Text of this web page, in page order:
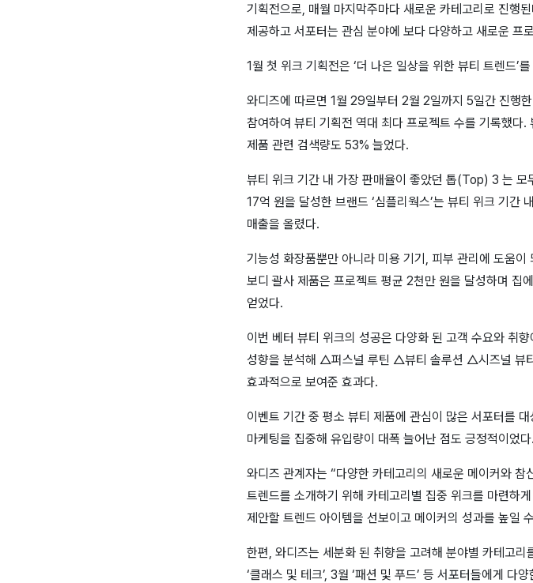
기획전으로, 매월 마지막주마다 새로운 카테고리로 진행
제공하고 서포터는 관심 분야에 보다 다양하고 새로운 프
1월 첫 위크 기획전은 ‘더 나은 일상을 위한 뷰티 트렌드’
와디즈에 따르면 1월 29일부터 2월 2일까지 5일간 진행
참여하여 뷰티 기획전 역대 최다 프로젝트 수를 기록했다
제품 관련 검색량도 53% 늘었다.
뷰티 위크 기간 내 가장 판매율이 좋았던 톱(Top) 3 는 모
17억 원을 달성한 브랜드 ‘심플리웍스’는 뷰티 위크 기간
매출을 올렸다.
기능성 화장품뿐만 아니라 미용 기기, 피부 관리에 도움
보디 괄사 제품은 프로젝트 평균 2천만 원을 달성하며 집
얻었다.
이번 베터 뷰티 위크의 성공은 다양화 된 고객 수요와 취
성향을 분석해 △퍼스널 루틴 △뷰티 솔루션 △시즈널 뷰
효과적으로 보여준 효과다.
이벤트 기간 중 평소 뷰티 제품에 관심이 많은 서포터를
마케팅을 집중해 유입량이 대폭 늘어난 점도 긍정적이었다.
와디즈 관계자는 “다양한 카테고리의 새로운 메이커와
트렌드를 소개하기 위해 카테고리별 집중 위크를 마련하
제안할 트렌드 아이템을 선보이고 메이커의 성과를 높일
한편, 와디즈는 세분화 된 취향을 고려해 분야별 카테고리
‘클래스 및 테크’, 3월 ‘패션 및 푸드’ 등 서포터들에게 다